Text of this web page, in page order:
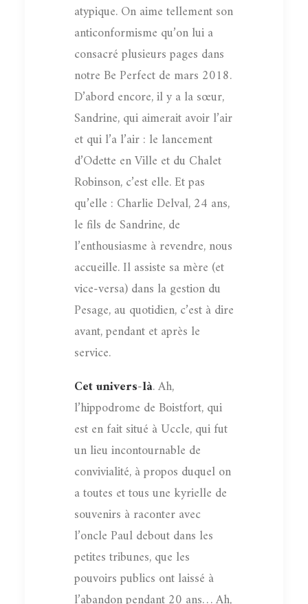
atypique. On aime tellement son
anticonformisme qu’on lui a
consacré plusieurs pages dans
notre Be Perfect de mars 2018.
D’abord encore, il y a la sœur,
Sandrine, qui aimerait avoir l’air
et qui l’a l’air : le lancement
d’Odette en Ville et du Chalet
Robinson, c’est elle. Et pas
qu’elle : Charlie Delval, 24 ans,
le fils de Sandrine, de
l’enthousiasme à revendre, nous
accueille. Il assiste sa mère (et
vice-versa) dans la gestion du
Pesage, au quotidien, c’est à dire
avant, pendant et après le
service.
Cet univers-là. Ah,
l’hippodrome de Boistfort, qui
est en fait situé à Uccle, qui fut
un lieu incontournable de
convivialité, à propos duquel on
a toutes et tous une kyrielle de
souvenirs à raconter avec
l’oncle Paul debout dans les
petites tribunes, que les
pouvoirs publics ont laissé à